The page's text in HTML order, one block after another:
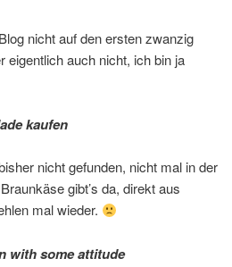
nicht auf den ersten zwanzig
eigentlich auch nicht, ich bin ja
kaufen
nicht gefunden, nicht mal in der
gibt’s da, direkt aus
mal wieder.
with some attitude